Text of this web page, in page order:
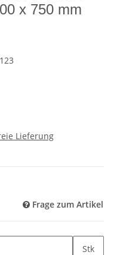
x 750 mm
Lieferung
Frage zum Artikel
Stk